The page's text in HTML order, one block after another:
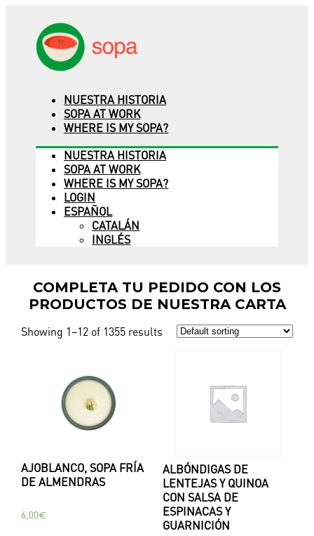
NUESTRA HISTORIA
SOPA AT WORK
WHERE IS MY SOPA?
NUESTRA HISTORIA
SOPA AT WORK
WHERE IS MY SOPA?
LOGIN
ESPAÑOL
CATALÁN
INGLÉS
COMPLETA TU PEDIDO CON LOS
PRODUCTOS DE NUESTRA CARTA
Showing 1–12 of 1355 results
AJOBLANCO, SOPA FRÍA
DE ALMENDRAS
6,00€
ALBÓNDIGAS DE
LENTEJAS Y QUINOA
CON SALSA DE
ESPINACAS Y
GUARNICIÓN